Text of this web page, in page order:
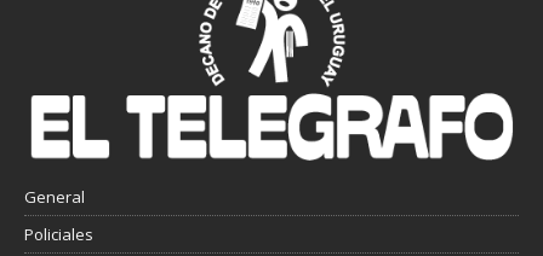
General
Policiales